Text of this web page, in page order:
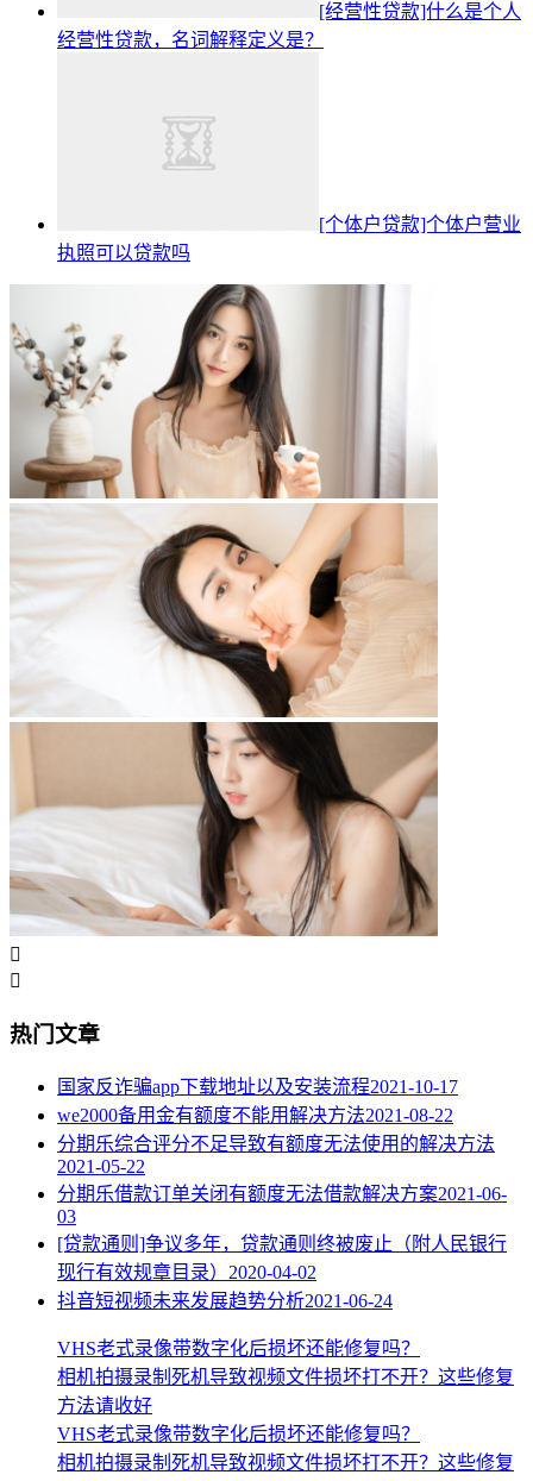
[经营性贷款]什么是个人
经营性贷款，名词解释定义是？
[个体户贷款]个体户营业
执照可以贷款吗


热门文章
国家反诈骗app下载地址以及安装流程2021-10-17
we2000备用金有额度不能用解决方法2021-08-22
分期乐综合评分不足导致有额度无法使用的解决方法
2021-05-22
分期乐借款订单关闭有额度无法借款解决方案2021-06-
03
[贷款通则]争议多年，贷款通则终被废止（附人民银行
现行有效规章目录） 2020-04-02
抖音短视频未来发展趋势分析2021-06-24
VHS老式录像带数字化后损坏还能修复吗？
相机拍摄录制死机导致视频文件损坏打不开？这些修复
方法请收好
VHS老式录像带数字化后损坏还能修复吗？
相机拍摄录制死机导致视频文件损坏打不开？这些修复